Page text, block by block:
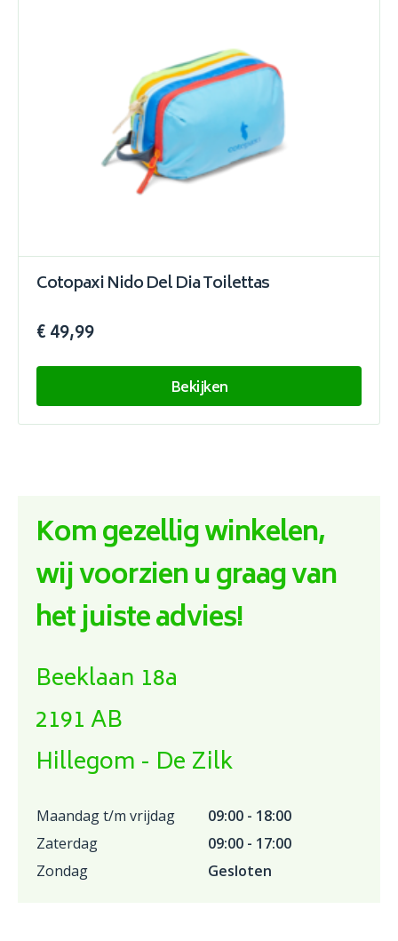
Cotopaxi Nido Del Dia Toilettas
€ 49,99
Bekijken
Kom gezellig winkelen,
wij voorzien u graag van
het juiste advies!
Beeklaan 18a
2191 AB
Hillegom - De Zilk
Maandag t/m vrijdag
09:00 - 18:00
Zaterdag
09:00 - 17:00
Zondag
Gesloten